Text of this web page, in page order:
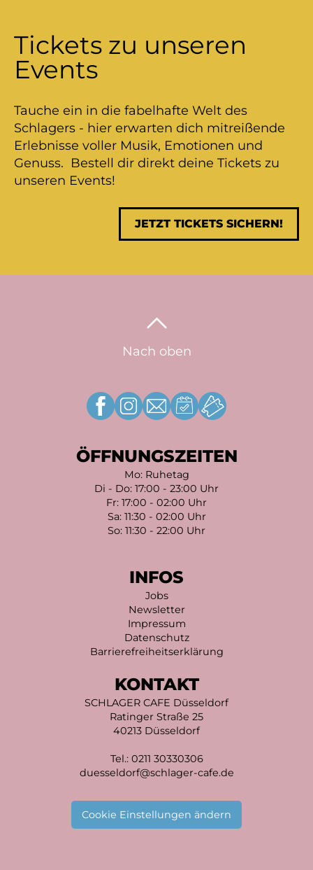
Tickets zu unseren
Events
Tauche ein in die fabelhafte Welt des
Schlagers - hier erwarten dich mitreißende
Erlebnisse voller Musik, Emotionen und
Genuss. Bestell dir direkt deine Tickets zu
unseren Events!
JETZT TICKETS SICHERN!
Nach oben
ÖFFNUNGSZEITEN
Mo: Ruhetag
Di - Do: 17:00 - 23:00 Uhr
Fr: 17:00 - 02:00 Uhr
Sa: 11:30 - 02:00 Uhr
So: 11:30 - 22:00 Uhr
INFOS
Jobs
Newsletter
Impressum
Datenschutz
Barrierefreiheitserklärung
KONTAKT
SCHLAGER CAFE Düsseldorf
Ratinger Straße 25
40213 Düsseldorf
Tel.: 0211 30330306
duesseldorf@schlager-cafe.de
Cookie Einstellungen ändern